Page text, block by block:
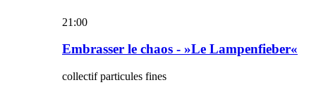
21:00
Embrasser le chaos - »Le Lampenfieber«
collectif particules fines